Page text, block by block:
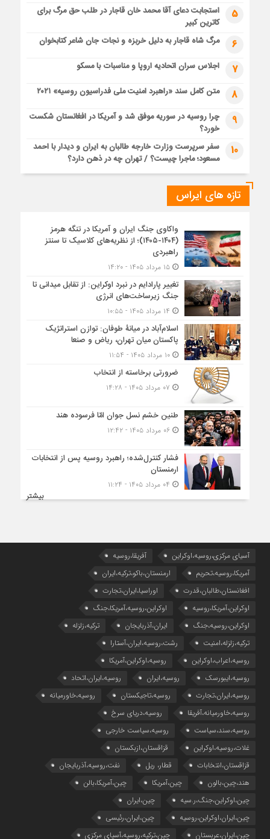
5
استجابت دعای آقا محمد خان قاجار در طلب حق مرگ برای
کاترین کبیر
6 مرگ شاه قاجار به دلیل خربزه و نجات جان شاعر کتابخوان
7 اجلاس سران اتحادیه اروپا و مناسبات با مسکو
8 متن کامل سند «راهبرد امنیت ملی فدراسیون روسیه» ۲۰۲۱
9
چرا روسیه در سوریه موفق شد و آمریکا در افغانستان شکست
خورد؟
10
سفر سرپرست وزارت خارجه طالبان به ایران و دیدار با احمد
مسعود؛ ماجرا چیست؟ / تهران چه در ذهن دارد؟
تازه های ایراس
واکاوی جنگ ایران و آمریکا در تنگه هرمز
(۱۴۰۴-۱۴۰۵)؛ از نظریه‌های کلاسیک تا سنتز
راهبردی
۱۵ مرداد ۱۴۰۵ - ۱۴:۲۰
تغییر پارادایم در نبرد اوکراین: از تقابل میدانی تا
جنگ زیرساخت‌های انرژی
اسلام‌آباد در میانۀ طوفان: توازن استراتژیک
پاکستان میان تهران، ریاض و صنعا
۱۰ مرداد ۱۴۰۵ - ۱۱:۵۴
ضرورتی برخاسته از انتخاب
طنین خشم نسل جوان امّا فرسوده هند
۰۶ مرداد ۱۴۰۵ - ۱۲:۴۲
فشار کنترل‌شده؛ راهبرد روسیه پس از انتخابات
ارمنستان
بیشتر
آسیای مرکزی،روسیه،اوکراین
آفریقا،روسیه
آمریکا،روسیه،تحریم
ارمنستان،باکو،ترکیه،ایران
افغانستان،طالبان،قدرت
اوراسیا،ایران،تجارت
اوکراین،آمریکا،روسیه
اوکراین،روسیه،آمریکا،جنگ
اوکراین،روسیه،جنگ
ایران،آذربایجان
ترکیه،زلزله
ترکیه،زلزله،امنیت
رشت،روسیه،ایران،آستارا
روسیه،اعراب،اوکراین
روسیه،اوکراین،آمریکا
روسیه،ایبورسک
روسیه،ایران
روسیه،ایران،اتحاد
روسیه،ایران،تجارت
روسیه،تاجیکستان
روسیه،خاورمیانه
روسیه،خاورمیانه،آفریقا
روسیه،دریای سرخ
روسیه،سند،سیاست
روسیه،سیاست خارجی
غلات،روسیه،اوکراین
قزاقستان،ازبکستان
قزاقستان،انتخابات
قطار، ریل
نفت،روسیه،آذربایجان
هند،چین،بالون
چین،آمریکا
چین،آمریکا،بالن
چین،اوکراین،جنگ،ر.سیه
چین،ایران
چین،ایران،اوکراین،روسیه
چین،ایران،رئیسی
چین،ایران،عربستان
چین،ترکیه،روسیه،آسیای مرکزی